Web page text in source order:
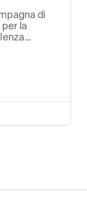
di
la